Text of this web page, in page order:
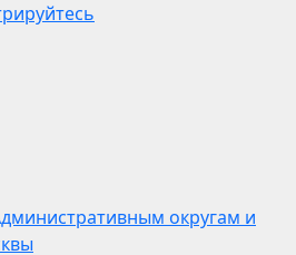
округам и